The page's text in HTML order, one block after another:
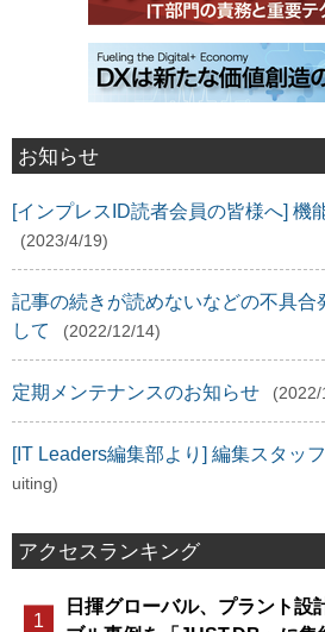
お知らせ
[インプレスID読者会員の皆様へ] 機
(2023/4/19)
記事の続きが読めないなどの不具合
して
(2022/12/14)
定期メンテナンスのお知らせ (2022/
[IT Leaders編集部より] 編集スタッ
uiting)
アクセスランキング
日揮グローバル、プラント設